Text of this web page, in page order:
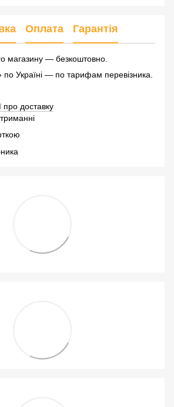
Оплата Гарантія
магазину — безкоштовно.
Україні — по тарифам перевізника.
про доставку